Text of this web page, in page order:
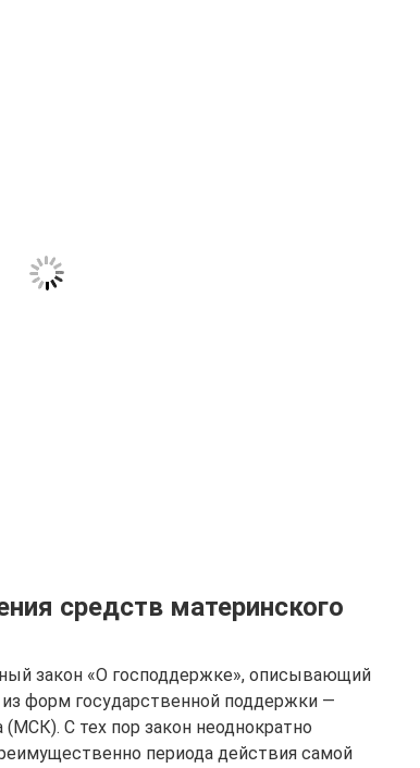
средств материнского
закон «О господдержке», описывающий
форм государственной поддержки —
(МСК). С тех пор закон неоднократно
периода действия самой